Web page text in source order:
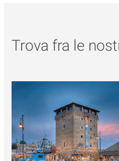
Trova fra le